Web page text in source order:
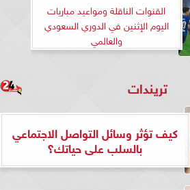
القنوات الناقلة ومواعيد مباريات
اليوم الإثنين في الدوري السعودي
والعالمي
تريندات
كيف تؤثر وسائل التواصل الاجتماعي
بالسلب على حياتك؟